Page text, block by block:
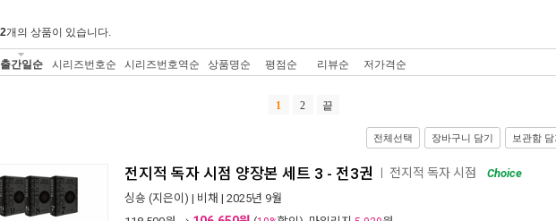
개의 상품이 있습니다.
출간일순 시리즈번호순 시리즈번호역순 상품명순 평점순 리뷰순 저가격순
1 2 끝
전체선택 장바구니 담기 보관함 담
전지적 독자 시점 양장본 세트 3 - 전3권 전지적 독자 시점
Choice
싱숑 (지은이) | 비채 | 2025년 9월